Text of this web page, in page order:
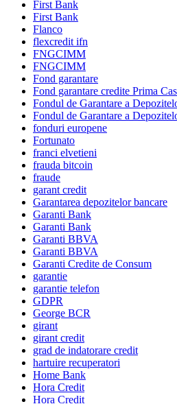
First Bank
First Bank
Flanco
flexcredit ifn
FNGCIMM
FNGCIMM
Fond garantare
Fond garantare credite Prima
Fondul de Garantare a
Fondul de Garantare a
fonduri europene
Fortunato
franci elvetieni
frauda bitcoin
fraude
garant credit
Garantarea depozitelor bancare
Garanti Bank
Garanti Bank
Garanti BBVA
Garanti BBVA
Garanti Credite de Consum
garantie
garantie telefon
GDPR
George BCR
girant
girant credit
grad de indatorare credit
hartuire recuperatori
Home Bank
Hora Credit
Hora Credit